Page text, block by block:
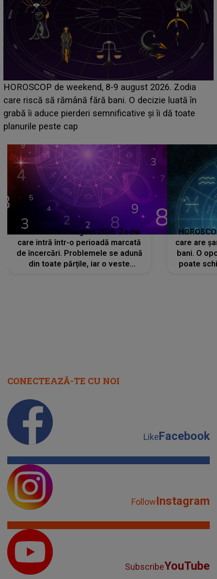
Emanuel a ținut ACEST DETALIU ASCUNS până
acum! În fața Alexandrei, concurentul din Casa Iubirii
face o MĂRTURISIRE NEAȘTEPTATĂ despre mama
sa: "I-am spus și ei în față, eu nu te iubesc pentru
HOROSCOP 7 august 2026. Zodia
care intră într-o perioadă marcată
de încercări. Problemele se adună
din toate părțile, iar o veste
care are
bani. O
poate
CONECTEAZĂ-TE CU NOI
LikeFacebook
FollowInstagram
SubscribeYouTube